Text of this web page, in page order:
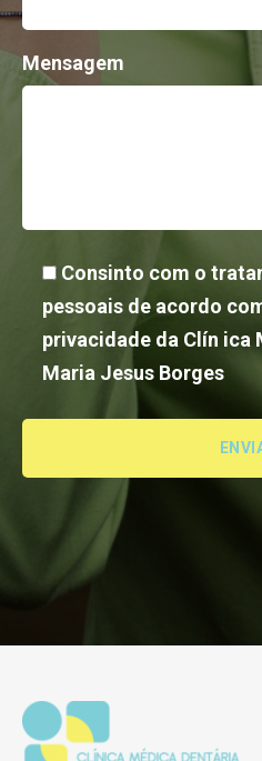
Mensagem
Consinto com o
pessoais de acordo
privacidade da Clín ica
Maria Jesus Borges